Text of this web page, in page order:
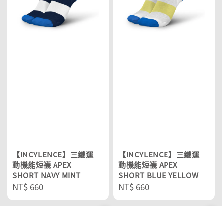
【INCYLENCE】三鐵運
動機能短襪 APEX
SHORT NAVY MINT
Regular
price
NT$ 660
【INCYLENCE】三鐵運
動機能短襪 APEX
SHORT BLUE YELLOW
Regular
price
NT$ 660